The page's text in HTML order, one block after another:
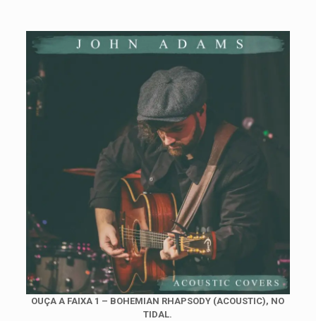
OUÇA A FAIXA 1 – BOHEMIAN RHAPSODY (ACOUSTIC), NO
TIDAL.